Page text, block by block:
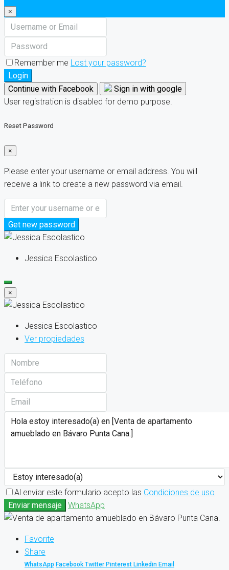
×
Remember me Lost your password?
Login
Continue with Facebook
Sign in with google
User registration is disabled for demo purpose.
Reset Password
×
Please enter your username or email address. You will
receive a link to create a new password via email.
Get new password
Jessica Escolastico
×
Jessica Escolastico
Ver propiedades
Al enviar este formulario acepto las Condiciones de uso
Enviar mensaje
WhatsApp
Favorite
Share
WhatsApp Facebook Twitter Pinterest Linkedin Email